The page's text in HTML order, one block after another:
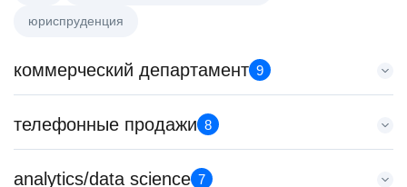
юриспруденция
коммерческий департамент 9
Старший аналитик клиентской эффективности
HeadHunter::Коммерческий департамент
з/п не указана
телефонные продажи 8
Менеджер по продажам в сегменте малого и среднего
analytics/data science 7